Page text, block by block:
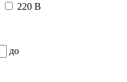
220 В
до